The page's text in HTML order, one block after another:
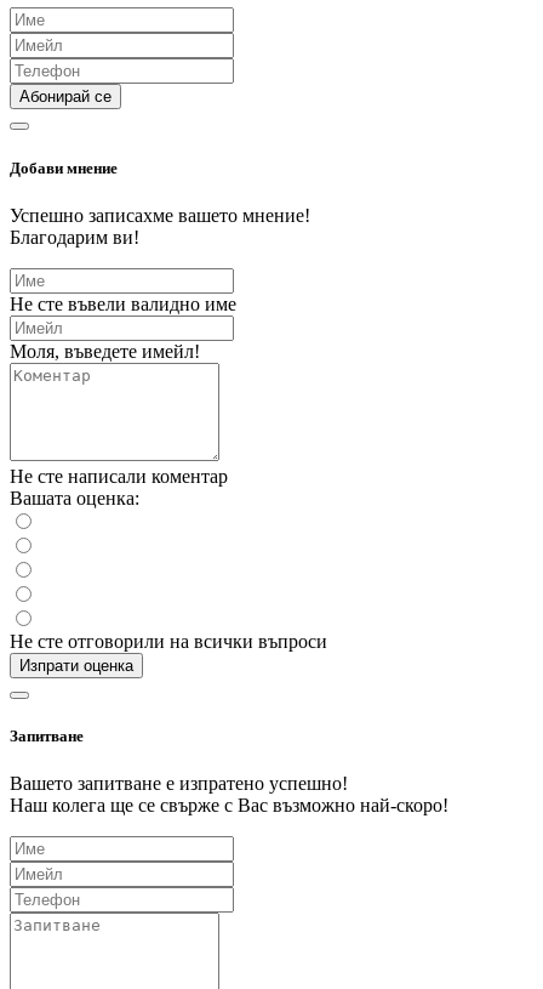
Абонирай се
Добави мнение
Успешно записахме вашето мнение!
Благодарим ви!
Не сте въвели валидно име
Моля, въведете имейл!
Не сте написали коментар
Вашата оценка:
Не сте отговорили на всички въпроси
Изпрати оценка
Запитване
Вашето запитване е изпратено успешно!
Наш колега ще се свърже с Вас възможно най-скоро!